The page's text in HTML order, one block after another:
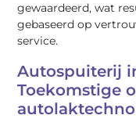
gewaardeerd, wat
gebaseerd op
service.
Autospuiterij
Toekomstige